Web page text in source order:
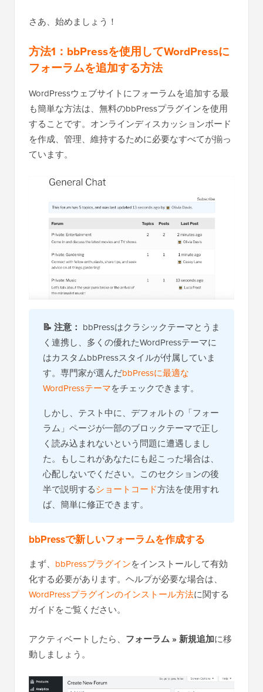
さあ、始めましょう！
方法1：bbPressを使用してWordPressに
フォーラムを追加する方法
WordPressウェブサイトにフォーラムを追加する最
も簡単な方法は、無料のbbPressプラグインを使用
することです。オンラインディスカッションボード
を作成、管理、維持するために必要なすべてが揃っ
ています。
📝 注意： bbPressはクラシックテーマとうま
く連携し、多くの優れたWordPressテーマに
はカスタムbbPressスタイルが付属していま
す。専門家が選んだbbPressに最適な
WordPressテーマをチェックできます。
しかし、テスト中に、デフォルトの「フォー
ラム」ページが一部のブロックテーマで正し
く読み込まれないという問題に遭遇しまし
た。もしこれがあなたにも起こった場合は、
心配しないでください。このセクションの後
半で説明するショートコード方法を使用すれ
ば、簡単に修正できます。
bbPressで新しいフォーラムを作成する
まず、 bbPressプラグインをインストールして有効
化する必要があります。ヘルプが必要な場合は、
WordPressプラグインのインストール方法に関する
ガイドをご覧ください。
アクティベートしたら、 フォーラム » 新規追加に移
動しましょう。